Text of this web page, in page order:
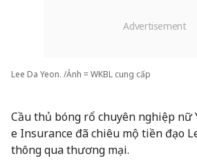
Lee Da Yeon. /Ảnh = WKBL cung cấp
Cầu thủ bóng rổ chuyên nghiệp nữ
e Insurance đã chiêu mộ tiền đạo
thông qua thương mại.